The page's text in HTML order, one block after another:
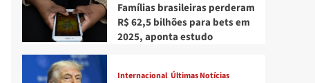
Famílias brasileiras perderam
R$ 62,5 bilhões para bets em
2025, aponta estudo
Internacional Últimas Notícias